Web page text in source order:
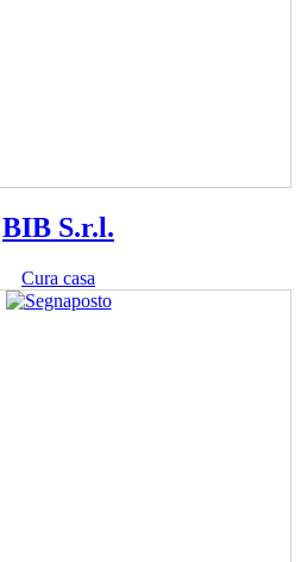
BIB S.r.l.
Cura casa